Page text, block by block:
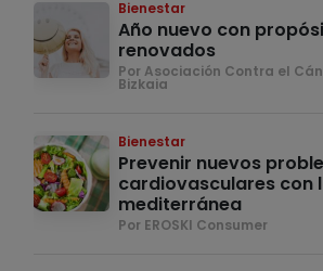
Bienestar
Año nuevo con
renovados
Por Asociación Contra el
Bizkaia
Bienestar
Prevenir nuevos
cardiovasculares con
mediterránea
Por EROSKI Consumer